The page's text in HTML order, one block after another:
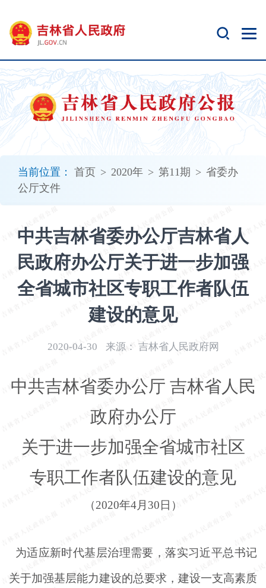
当前位置： 首页 > 2020年 > 第11期 > 省委办
公厅文件
中共吉林省委办公厅吉林省人
民政府办公厅关于进一步加强
全省城市社区专职工作者队伍
建设的意见
2020-04-30 来源： 吉林省人民政府网
中共吉林省委办公厅 吉林省人民
政府办公厅
关于进一步加强全省城市社区
专职工作者队伍建设的意见
（2020年4月30日）
为适应新时代基层治理需要，落实习近平总书记
关于加强基层能力建设的总要求，建设一支高素质
开
无
障
碍
说
明
加